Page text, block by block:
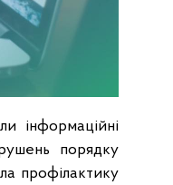
інформаційні
порядку
профілактику